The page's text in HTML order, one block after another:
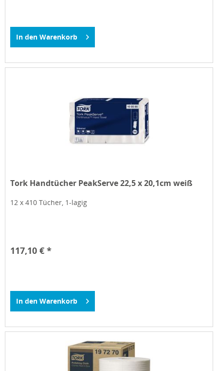
In den Warenkorb
Tork Handtücher PeakServe 22,5 x 20,1cm weiß
12 x 410 Tücher, 1-lagig
117,10 € *
In den Warenkorb